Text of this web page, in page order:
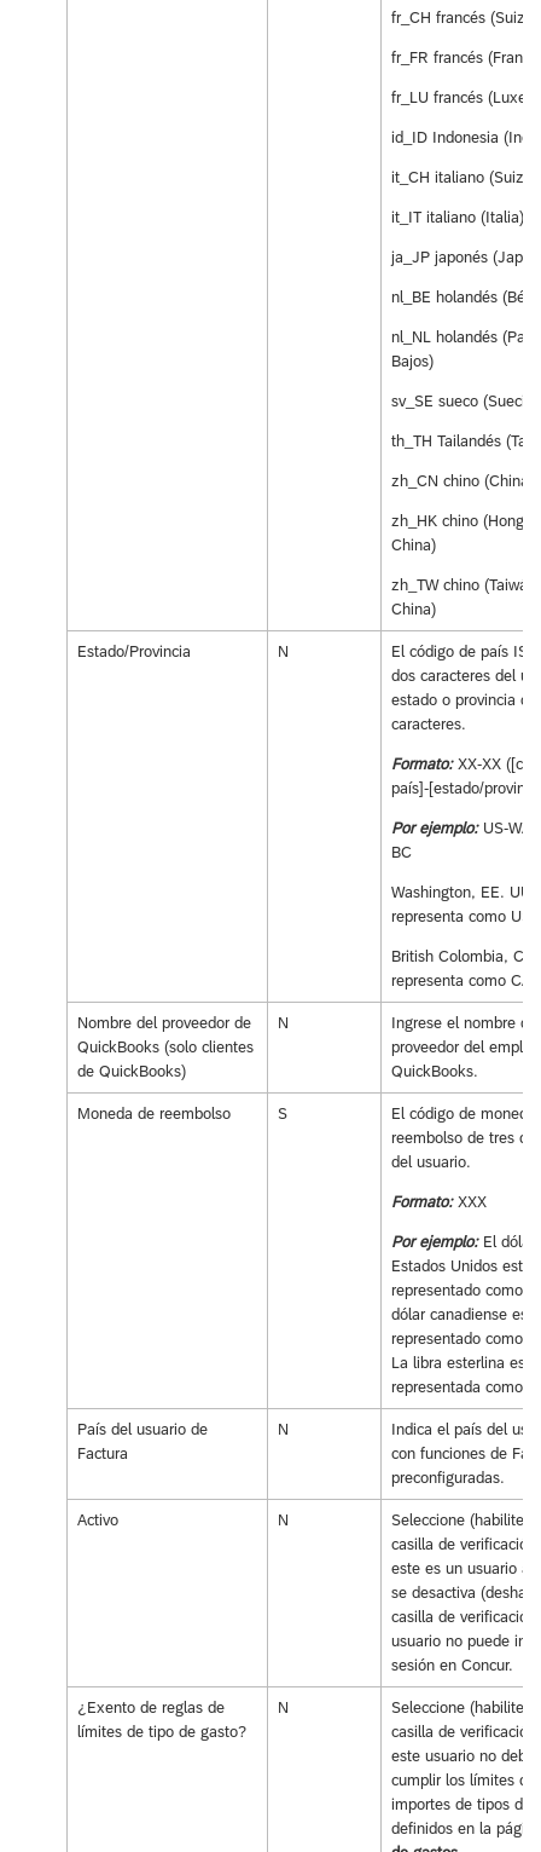
fr_CH francés (Suiza)
fr_FR francés
fr_LU francés
id_ID Indonesia
it_CH italiano (Suiza)
it_IT italiano (Italia)
ja_JP japonés
nl_BE holandés
nl_NL holandés
Bajos)
sv_SE sueco (Suecia)
th_TH Tailandés
zh_CN chino (China)
zh_HK chino (Hong
China)
zh_TW chino (Taiwán,
China)
Estado/Provincia N
El código de país
dos caracteres del
estado o provincia de
caracteres.
Formato:XX-XX
país]-[estado/
Por ejemplo:US-WA,
BC
Washington, EE. UU.
representa como US-
British Colombia, CA
representa como CA-
Nombre del proveedor de
QuickBooks (solo clientes
de QuickBooks)
N
Ingrese el nombre del
proveedor del
QuickBooks.
Moneda de reembolso S
El código de moneda
reembolso de tres
del usuario.
Formato:XXX
Por ejemplo:El dólar
Estados Unidos está
representado como
dólar canadiense está
representado como
La libra esterlina está
representada como
País del usuario de
Factura
N
Indica el país del
con funciones de
preconfiguradas.
Activo N
Seleccione (habilite)
casilla de verificación
este es un usuario
se desactiva
casilla de
usuario no puede
sesión en Concur.
¿Exento de reglas de
límites de tipo de gasto?
N
Seleccione (habilite)
casilla de verificación
este usuario no debe
cumplir los límites de
importes de tipos de
definidos en la